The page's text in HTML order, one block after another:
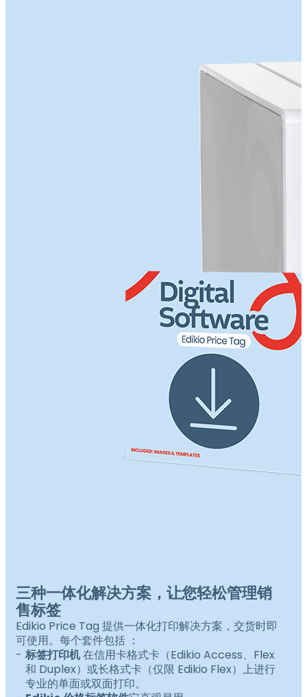
三种一体化解决方案，让您轻松管理销
售标签
Edikio Price Tag 提供一体化打印解决方案，交货时即
可使用。每个套件包括 ：
标签打印机在信用卡格式卡（Edikio Access、Flex
和 Duplex）或长格式卡（仅限 Edikio Flex）上进行
专业的单面或双面打印。